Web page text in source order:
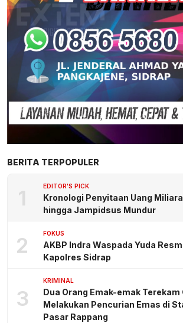
BERITA TERPOPULER
1 EDITOR'S PICK
Kronologi Penyitaan Uang
hingga Jampidsus Mundur
2 FOKUS
AKBP Indra Waspada Yuda
Kapolres Sidrap
3
KRIMINAL
Dua Orang Emak-emak Terekam
Melakukan Pencurian Emas di
Pasar Rappang